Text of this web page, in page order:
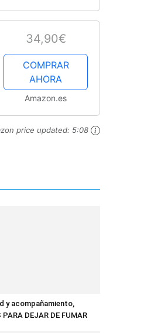
34,90€
COMPRAR
AHORA
Amazon.es
price updated: 5:08
y acompañamiento,
PARA DEJAR DE FUMAR